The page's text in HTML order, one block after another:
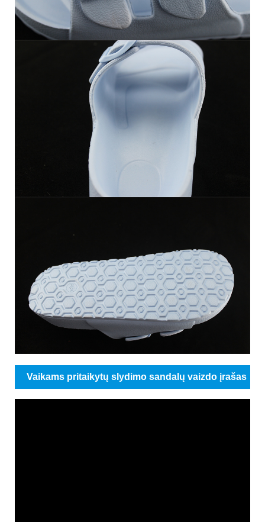
Vaikams pritaikytų slydimo sandalų vaizdo įrašas